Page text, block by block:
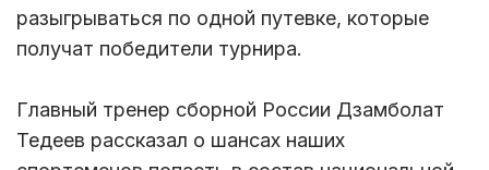
разыгрываться по одной путевке, которые
получат победители турнира.
Главный тренер сборной России Дзамболат
Тедеев рассказал о шансах наших